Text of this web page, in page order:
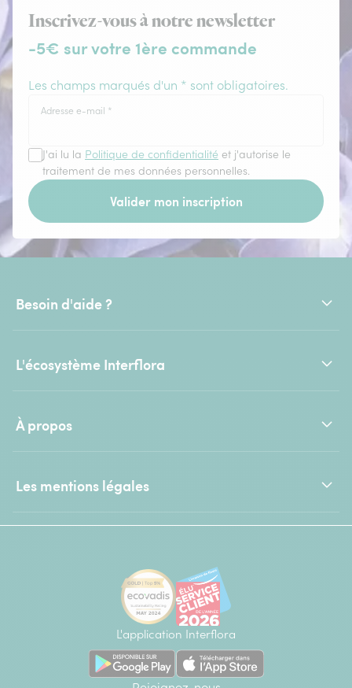
Inscrivez-vous à notre newsletter
-5€ sur votre 1ère commande
Les champs marqués d'un * sont obligatoires.
Adresse e-mail *
J'ai lu la Politique de confidentialité et j'autorise le
traitement de mes données personnelles.
Valider mon inscription
Besoin d'aide ?
L'écosystème Interflora
À propos
Les mentions légales
L'application Interflora